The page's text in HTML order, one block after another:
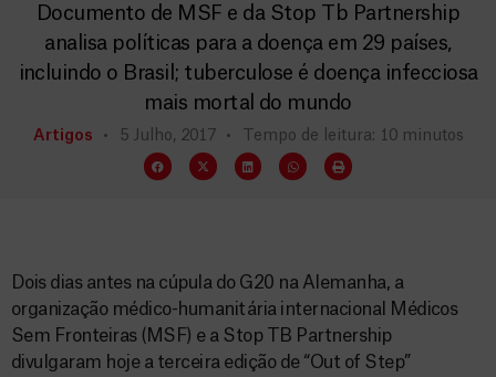
Documento de MSF e da Stop Tb Partnership
analisa políticas para a doença em 29 países,
incluindo o Brasil; tuberculose é doença infecciosa
mais mortal do mundo
Artigos 5 Julho, 2017 Tempo de leitura: 10 minutos
Dois dias antes na cúpula do G20 na Alemanha, a
organização médico-humanitária internacional Médicos
Sem Fronteiras (MSF) e a Stop TB Partnership
divulgaram hoje a terceira edição de “Out of Step”